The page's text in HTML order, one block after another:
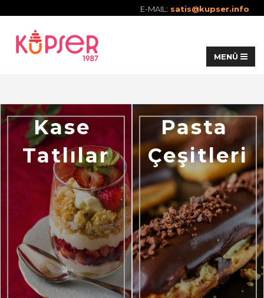
E-MAIL: satis@kupser.info
Kase
Tatlılar
Pasta
Çeşitleri